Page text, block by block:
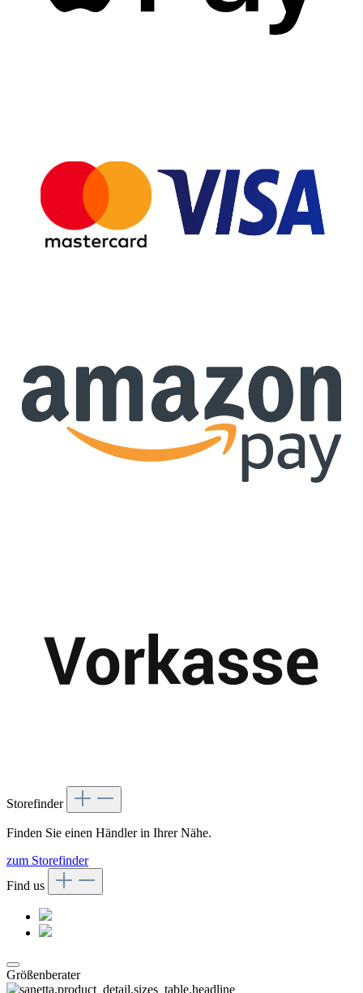
Storefinder
Finden Sie einen Händler in Ihrer Nähe.
zum Storefinder
Find us
Größenberater